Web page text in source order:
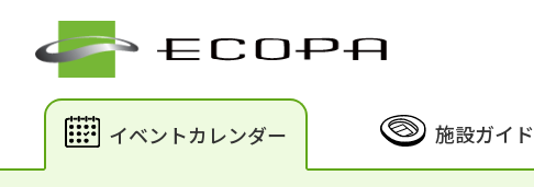
イベントカレンダー 施設ガイド